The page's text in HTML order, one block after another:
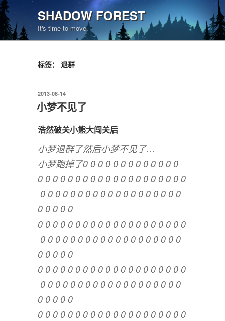
跳
至
内
容
SHADOW FOREST
It's time to move.
标签： 退群
发
布
于
2013-08-14
小梦不见了
浩然破关小熊大闯关后
小梦退群了然后小梦不见了…
小梦跑掉了0 0 0 0 0 0 0 0 0 0 0 0 0
0 0 0 0 0 0 0 0 0 0 0 0 0 0 0 0 0 0 0 0
0 0 0 0 0 0 0 0 0 0 0 0 0 0 0 0 0 0 0
0 0 0 0 0
0 0 0 0 0 0 0 0 0 0 0 0 0 0 0 0 0 0 0 0
0 0 0 0 0 0 0 0 0 0 0 0 0 0 0 0 0 0 0
0 0 0 0 0
0 0 0 0 0 0 0 0 0 0 0 0 0 0 0 0 0 0 0 0
0 0 0 0 0 0 0 0 0 0 0 0 0 0 0 0 0 0 0
0 0 0 0 0
0 0 0 0 0 0 0 0 0 0 0 0 0 0 0 0 0 0 0 0